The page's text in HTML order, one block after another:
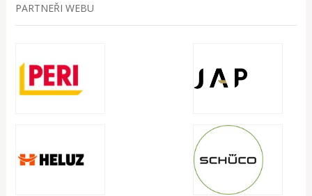
PARTNEŘI WEBU